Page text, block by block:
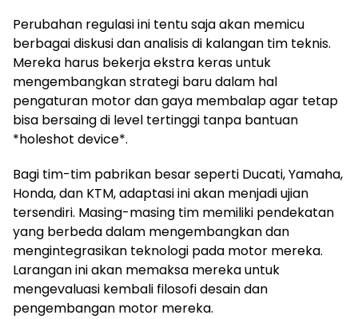
Perubahan regulasi ini tentu saja akan memicu
berbagai diskusi dan analisis di kalangan tim teknis.
Mereka harus bekerja ekstra keras untuk
mengembangkan strategi baru dalam hal
pengaturan motor dan gaya membalap agar tetap
bisa bersaing di level tertinggi tanpa bantuan
*holeshot device*.
Bagi tim-tim pabrikan besar seperti Ducati, Yamaha,
Honda, dan KTM, adaptasi ini akan menjadi ujian
tersendiri. Masing-masing tim memiliki pendekatan
yang berbeda dalam mengembangkan dan
mengintegrasikan teknologi pada motor mereka.
Larangan ini akan memaksa mereka untuk
mengevaluasi kembali filosofi desain dan
pengembangan motor mereka.